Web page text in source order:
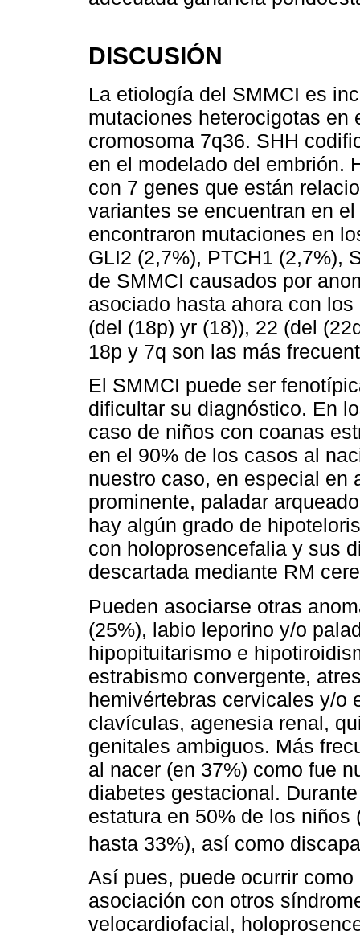
DISCUSIÓN
La etiología del SMMCI es
mutaciones heterocigotas en
cromosoma 7q36. SHH
en el modelado del embrión.
con 7 genes que están
variantes se encuentran en
encontraron mutaciones en
GLI2 (2,7%), PTCH1 (2,7%),
de SMMCI causados por
asociado hasta ahora con
(del (18p) yr (18)), 22 (del
18p y 7q son las más
El SMMCI puede ser
dificultar su diagnóstico. En
caso de niños con coanas
en el 90% de los casos al
nuestro caso, en especial en
prominente, paladar
hay algún grado de
con holoprosencefalia y sus
descartada mediante RM
Pueden asociarse otras
(25%), labio leporino y/o
hipopituitarismo e
estrabismo convergente,
hemivértebras cervicales y/o
clavículas, agenesia renal,
genitales ambiguos. Más
al nacer (en 37%) como fue
diabetes gestacional.
estatura en 50% de los
hasta 33%), así como
Así pues, puede ocurrir
asociación con otros
velocardiofacial,